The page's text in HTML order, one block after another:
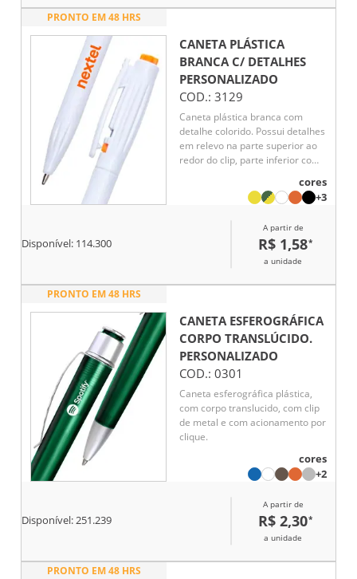
PRONTO EM 48 HRS
CANETA PLÁSTICA
BRANCA C/ DETALHES
PERSONALIZADO
COD.: 3129
Caneta plástica branca com
detalhe colorido. Possui detalhes
em relevo na parte superior ao
redor do clip, parte inferior com
clique e para destravar basta
apertar a parte inferior do clip.
cores
+3
Disponível: 114.300
A partir de
R$ 1,58*
a unidade
PRONTO EM 48 HRS
CANETA ESFEROGRÁFICA
CORPO TRANSLÚCIDO.
PERSONALIZADO
COD.: 0301
Caneta esferográfica plástica,
com corpo translucido, com clip
de metal e com acionamento por
clique.
cores
+2
Disponível:251.239
A partir de
R$ 2,30*
a unidade
PRONTO EM 48 HRS